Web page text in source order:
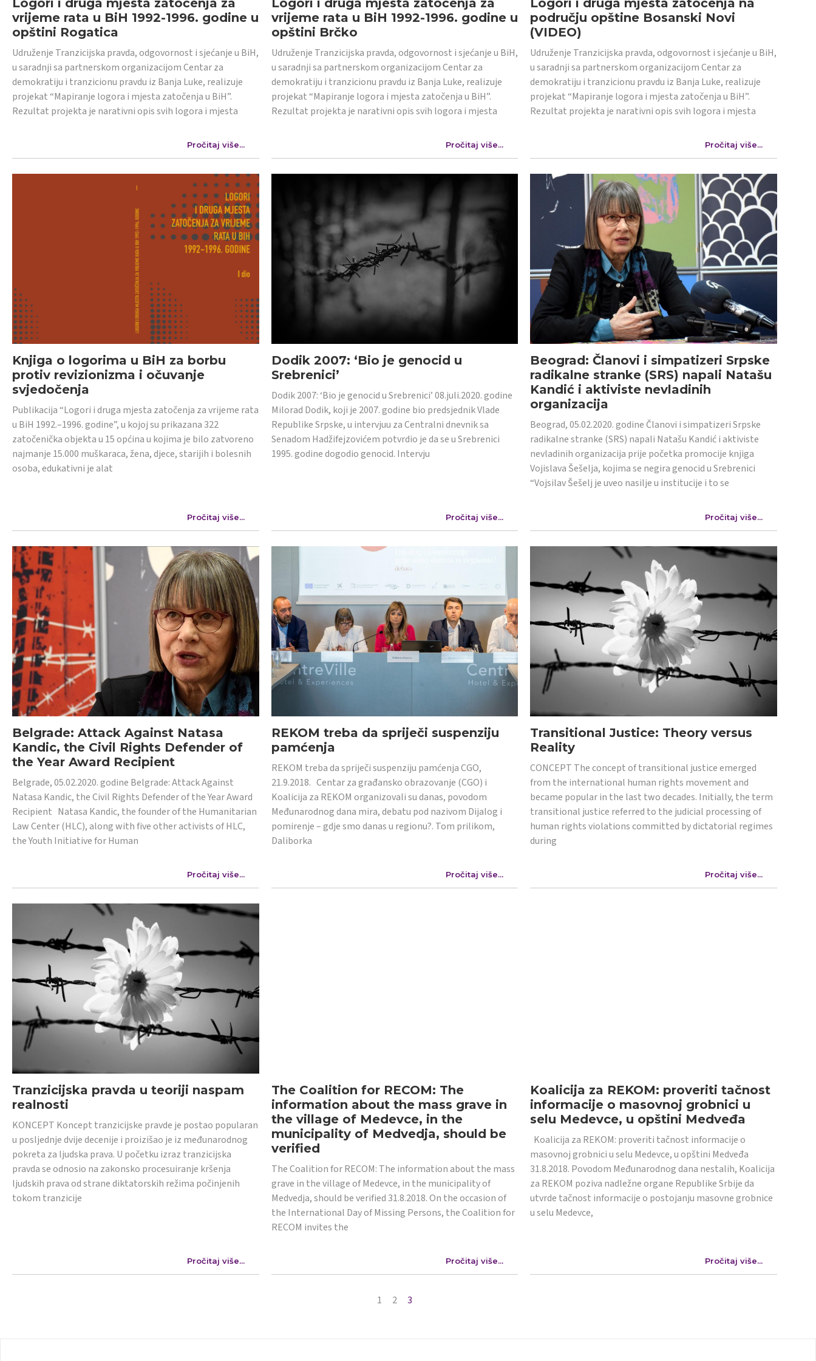
vrijeme rata u BiH 1992-1996. godine u
opštini Rogatica
Udruženje Tranzicijska pravda, odgovornost i sjećanje u BiH,
u saradnji sa partnerskom organizacijom Centar za
demokratiju i tranzicionu pravdu iz Banja Luke, realizuje
projekat “Mapiranje logora i mjesta zatočenja u BiH”.
Rezultat projekta je narativni opis svih logora i mjesta
Pročitaj više...
vrijeme rata u BiH 1992-1996. godine u
opštini Brčko
Udruženje Tranzicijska pravda, odgovornost i sjećanje u BiH,
u saradnji sa partnerskom organizacijom Centar za
demokratiju i tranzicionu pravdu iz Banja Luke, realizuje
projekat “Mapiranje logora i mjesta zatočenja u BiH”.
Rezultat projekta je narativni opis svih logora i mjesta
Pročitaj više...
području opštine Bosanski Novi
(VIDEO)
Udruženje Tranzicijska pravda, odgovornost i sjećanje u BiH,
u saradnji sa partnerskom organizacijom Centar za
demokratiju i tranzicionu pravdu iz Banja Luke, realizuje
projekat “Mapiranje logora i mjesta zatočenja u BiH”.
Rezultat projekta je narativni opis svih logora i mjesta
Pročitaj više...
Knjiga o logorima u BiH za borbu
protiv revizionizma i očuvanje
svjedočenja
Publikacija “Logori i druga mjesta zatočenja za vrijeme rata
u BiH 1992.–1996. godine”, u kojoj su prikazana 322
zatočenička objekta u 15 općina u kojima je bilo zatvoreno
najmanje 15.000 muškaraca, žena, djece, starijih i bolesnih
osoba, edukativni je alat
Pročitaj više...
Dodik 2007: ‘Bio je genocid u
Srebrenici’
Dodik 2007: ‘Bio je genocid u Srebrenici’ 08.juli.2020. godine
Milorad Dodik, koji je 2007. godine bio predsjednik Vlade
Republike Srpske, u intervjuu za Centralni dnevnik sa
Senadom Hadžifejzovićem potvrdio je da se u Srebrenici
1995. godine dogodio genocid. Intervju
Pročitaj više...
Beograd: Članovi i simpatizeri Srpske
radikalne stranke (SRS) napali Natašu
Kandić i aktiviste nevladinih
organizacija
Beograd, 05.02.2020. godine Članovi i simpatizeri Srpske
radikalne stranke (SRS) napali Natašu Kandić i aktiviste
nevladinih organizacija prije početka promocije knjiga
Vojislava Šešelja, kojima se negira genocid u Srebrenici
“Vojsilav Šešelj je uveo nasilje u institucije i to se
Pročitaj više...
Belgrade: Attack Against Natasa
Kandic, the Civil Rights Defender of
the Year Award Recipient
Belgrade, 05.02.2020. godine Belgrade: Attack Against
Natasa Kandic, the Civil Rights Defender of the Year Award
Recipient Natasa Kandic, the founder of the Humanitarian
Law Center (HLC), along with five other activists of HLC,
the Youth Initiative for Human
Pročitaj više...
REKOM treba da spriječi suspenziju
pamćenja
REKOM treba da spriječi suspenziju pamćenja CGO,
21.9.2018. Centar za građansko obrazovanje (CGO) i
Koalicija za REKOM organizovali su danas, povodom
Međunarodnog dana mira, debatu pod nazivom Dijalog i
pomirenje – gdje smo danas u regionu?. Tom prilikom,
Daliborka
Pročitaj više...
Transitional Justice: Theory versus
Reality
CONCEPT The concept of transitional justice emerged
from the international human rights movement and
became popular in the last two decades. Initially, the term
transitional justice referred to the judicial processing of
human rights violations committed by dictatorial regimes
during
Pročitaj više...
Tranzicijska pravda u teoriji naspam
realnosti
KONCEPT Koncept tranzicijske pravde je postao popularan
u posljednje dvije decenije i proizišao je iz međunarodnog
pokreta za ljudska prava. U početku izraz tranzicijska
pravda se odnosio na zakonsko procesuiranje kršenja
ljudskih prava od strane diktatorskih režima počinjenih
tokom tranzicije
Pročitaj više...
The Coalition for RECOM: The
information about the mass grave in
the village of Medevce, in the
municipality of Medvedja, should be
verified
The Coalition for RECOM: The information about the mass
grave in the village of Medevce, in the municipality of
Medvedja, should be verified 31.8.2018. On the occasion of
the International Day of Missing Persons, the Coalition for
RECOM invites the
Pročitaj više...
Koalicija za REKOM: proveriti tačnost
informacije o masovnoj grobnici u
selu Medevce, u opštini Medveđa
Koalicija za REKOM: proveriti tačnost informacije o
masovnoj grobnici u selu Medevce, u opštini Medveđa
31.8.2018. Povodom Međunarodnog dana nestalih, Koalicija
za REKOM poziva nadležne organe Republike Srbije da
utvrde tačnost informacije o postojanju masovne grobnice
u selu Medevce,
Pročitaj više...
1 2 3